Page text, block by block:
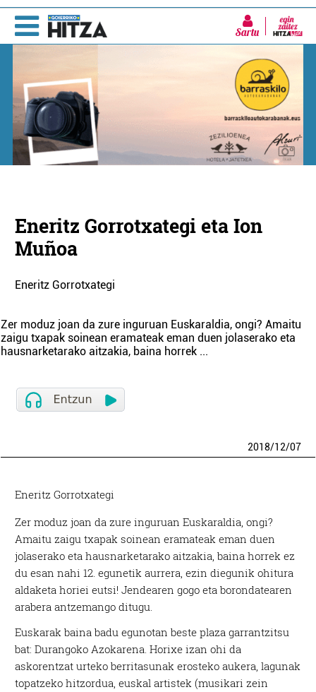
Sartu
Eneritz Gorrotxategi eta Ion
Muñoa
Eneritz Gorrotxategi
Zer moduz joan da zure inguruan Euskaraldia, ongi? Amaitu
zaigu txapak soinean eramateak eman duen jolaserako eta
hausnarketarako aitzakia, baina horrek ...
2018/12/07
Eneritz Gorrotxategi
Zer moduz joan da zure inguruan Euskaraldia, ongi?
Amaitu zaigu txapak soinean eramateak eman duen
jolaserako eta hausnarketarako aitzakia, baina horrek ez
du esan nahi 12. egunetik aurrera, ezin diegunik ohitura
aldaketa horiei eutsi! Jendearen gogo eta borondatearen
arabera antzemango ditugu.
Euskarak baina badu egunotan beste plaza garrantzitsu
bat: Durangoko Azokarena. Horixe izan ohi da
askorentzat urteko berritasunak erosteko aukera, lagunak
topatzeko hitzordua, euskal artistek (musikari zein